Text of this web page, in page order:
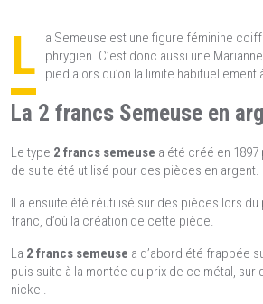
L
a Semeuse est une figure féminine
phrygien. C’est donc aussi une
pied alors qu’on la limite habituellement
La 2 francs Semeuse en
Le type 2 francs semeuse a été créé en 1897
de suite été utilisé pour des pièces en argent.
Il a ensuite été réutilisé sur des pièces lors du
franc, d’où la création de cette pièce.
La 2 francs semeuse a d’abord été frappée
puis suite à la montée du prix de ce métal,
nickel.